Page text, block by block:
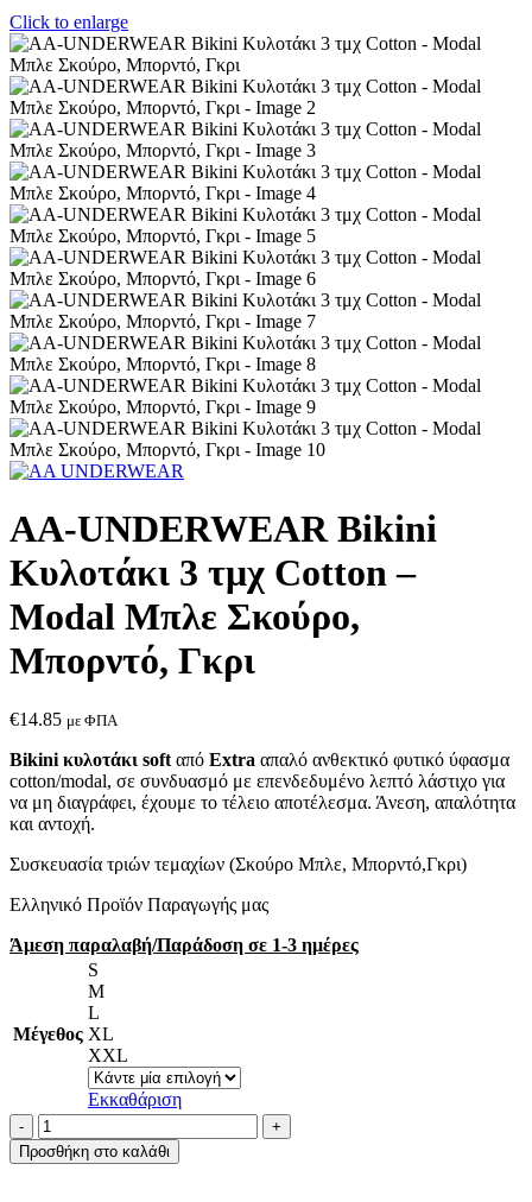
Click to enlarge
AA-UNDERWEAR Bikini
Κυλοτάκι 3 τμχ Cotton –
Modal Μπλε Σκούρο,
Μπορντό, Γκρι
€14.85 με ΦΠΑ
Bikini κυλοτάκι soft από Extra απαλό ανθεκτικό φυτικό ύφασμα
cotton/modal, σε συνδυασμό με επενδεδυμένο λεπτό λάστιχο για
να μη διαγράφει, έχουμε το τέλειο αποτέλεσμα. Άνεση, απαλότητα
και αντοχή.
Συσκευασία τριών τεμαχίων (Σκούρο Μπλε, Μπορντό,Γκρι)
Ελληνικό Προϊόν Παραγωγής μας
Άμεση παραλαβή/Παράδοση σε 1-3 ημέρες
Μέγεθος
S
M
L
XL
XXL
Εκκαθάριση
AA-
UNDERWEAR
Bikini
Προσθήκη στο καλάθι